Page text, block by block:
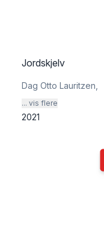
Jordskjelv
Dag Otto Lauritzen
... vis flere
2021